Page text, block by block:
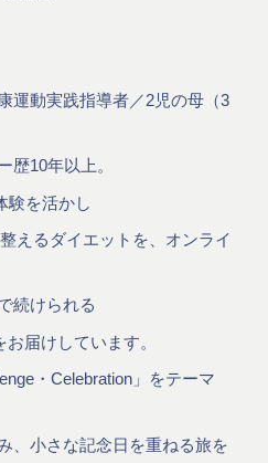
運動実践指導者／2児の母（3
歴10年以上。
験を活かし
えるダイエットを、オンライ
続けられる
届けしています。
・Celebration」をテーマ
、小さな記念日を重ねる旅を